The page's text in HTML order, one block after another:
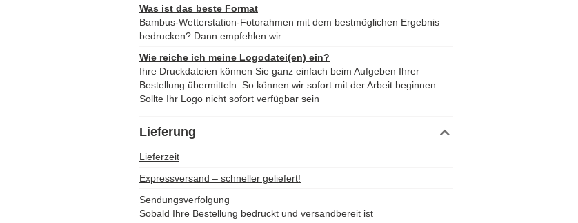
Was ist das beste Format
Bambus-Wetterstation-Fotorahmen mit dem bestmöglichen Ergebnis
bedrucken? Dann empfehlen wir
Wie reiche ich meine Logodatei(en) ein?
Ihre Druckdateien können Sie ganz einfach beim Aufgeben Ihrer
Bestellung übermitteln. So können wir sofort mit der Arbeit beginnen.
Sollte Ihr Logo nicht sofort verfügbar sein
Lieferung
Lieferzeit
Expressversand – schneller geliefert!
Sendungsverfolgung
Sobald Ihre Bestellung bedruckt und versandbereit ist